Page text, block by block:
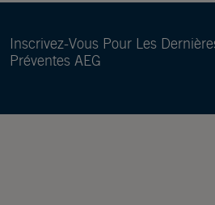
Inscrivez-Vous Pour Les
Préventes AEG